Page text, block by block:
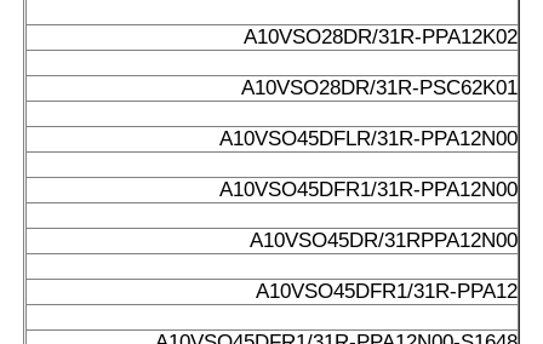
A10VSO28DR/31R-PPA12K02
A10VSO28DR/31R-PSC62K01
A10VSO45DFLR/31R-PPA12N00
A10VSO45DFR1/31R-PPA12N00
A10VSO45DR/31RPPA12N00
A10VSO45DFR1/31R-PPA12